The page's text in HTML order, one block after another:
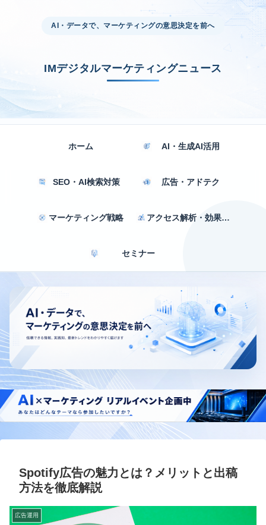
AI・データで、マーケティングの意思決定を前へ
IMデジタルマーケティングニュース
ホーム AI・生成AI活用
SEO・AI検索対策 広告・アドテク
マーケティング戦略 アクセス解析・効果測定
セミナー
Spotify広告の魅力とは？メリットと出稿
方法を徹底解説
広告運用